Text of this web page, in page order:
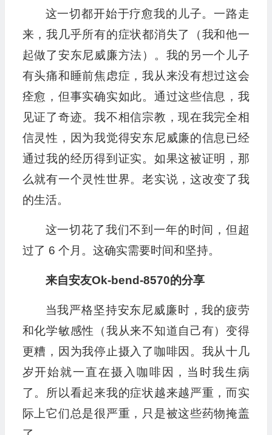
这一切都开始于疗愈我的儿子。一路走
来，我几乎所有的症状都消失了（我和他一
起做了安东尼威廉方法）。我的另一个儿子
有头痛和睡前焦虑症，我从来没有想过这会
痊愈，但事实确实如此。通过这些信息，我
见证了奇迹。我不相信宗教，现在我完全相
信灵性，因为我觉得安东尼威廉的信息已经
通过我的经历得到证实。如果这被证明，那
么就有一个灵性世界。老实说，这改变了我
的生活。
这一切花了我们不到一年的时间，但超
过了 6 个月。这确实需要时间和坚持。
来自安友Ok-bend-8570的分享
当我严格坚持安东尼威廉时，我的疲劳
和化学敏感性（我从来不知道自己有）变得
更糟，因为我停止摄入了咖啡因。我从十几
岁开始就一直在摄入咖啡因，当时我生病
了。所以看起来我的症状越来越严重，而实
际上它们总是很严重，只是被这些药物掩盖